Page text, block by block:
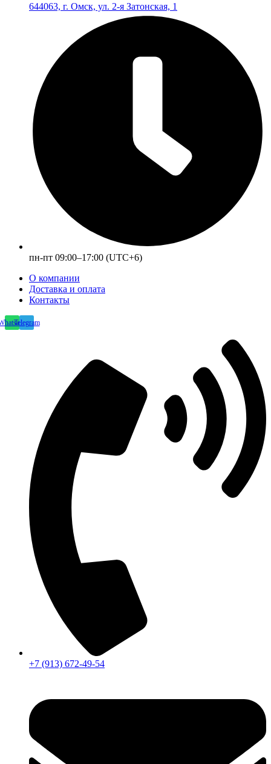
644063, г. Омск, ул. 2-я Затонская, 1
пн-пт 09:00–17:00 (UTC+6)
О компании
Доставка и оплата
Контакты
Telegram
+7 (913) 672-49-54